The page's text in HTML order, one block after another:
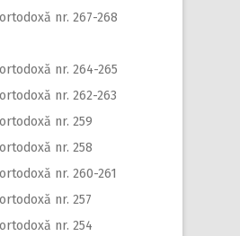
nr. 267-268
nr. 264-265
nr. 262-263
nr. 259
nr. 258
nr. 260-261
nr. 257
nr. 254